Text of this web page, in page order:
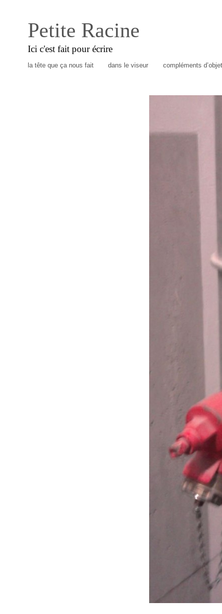
Petite Racine
Ici c'est fait pour écrire
la tête que ça nous fait dans le viseur compléments